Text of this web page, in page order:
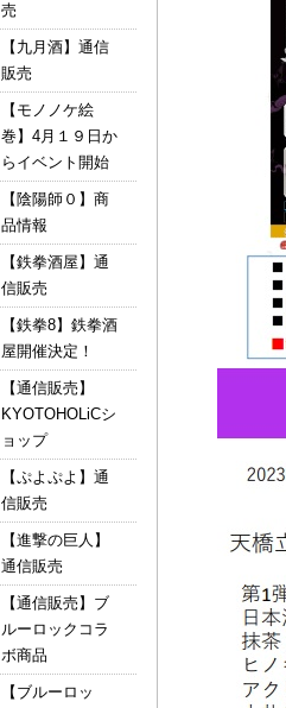
売
【九月酒】通信
販売
【モノノケ絵
巻】4月１９日か
らイベント開始
【陰陽師０】商
品情報
【鉄拳酒屋】通
信販売
【鉄拳8】鉄拳酒
屋開催決定！
【通信販売】
KYOTOHOLiCシ
ョップ
【ぷよぷよ】通
信販売
【進撃の巨人】
通信販売
【通信販売】ブ
ルーロックコラ
ボ商品
【ブルーロッ